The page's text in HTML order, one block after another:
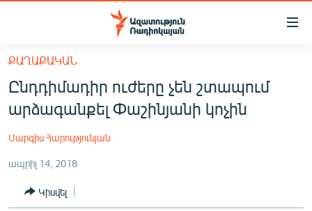
Մատչելիության
հիմնական
բովանդակությանը
Անցնել
հիմնական
մենյուին
ՀԱՅԱՍՏԱՆ
ՔԱՂԱՔԱԿԱՆ
ԸՆՏՐՈՒԹՅՈՒՆՆԵՐ 2026
ԻՐԱՎՈՒՆՔ
ՀԱՍԱՐԱԿՈՒԹՅՈՒՆ
ՔԱՂԱՔԱԿԱՆ
Ընդդիմադիր ուժերը չեն շտապում
արձագանքել Փաշինյանի կոչին
Սարգիս Հարությունյան
ապրիլ 14, 2018
Կիսվել